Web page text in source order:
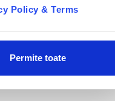
Policy & Terms
Permite toate